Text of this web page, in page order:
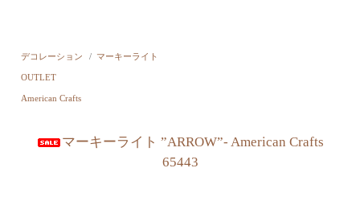
デコレーション / マーキーライト
OUTLET
American Crafts
マーキーライト ”ARROW”- American Crafts
65443